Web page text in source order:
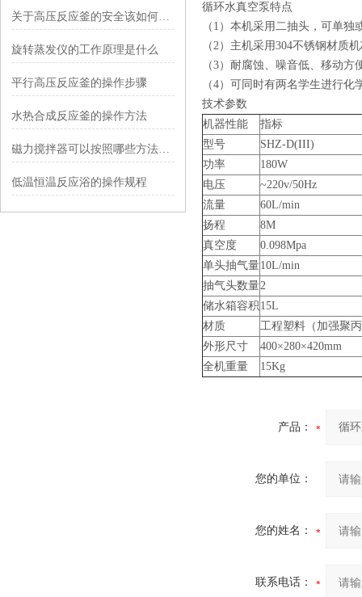
关于高压反应釜的安全该如何设置呢？
旋转蒸发仪的工作原理是什么
平行高压反应釜的操作步骤
水热合成反应釜的操作方法
磁力搅拌器可以按照哪些方法进行挑选
低温恒温反应浴的操作规程
循环水真空泵特点
（1）本机采用二抽头，可单
（2）主机采用304不锈钢材质
（3）耐腐蚀、噪音低、移动
（4）可同时有两名学生进行
技术参数
机器性能
指标
型号
SHZ-D(III)
功率
180W
电压
~220v/50Hz
流量
60L/min
扬程
8M
真空度
0.098Mpa
单头抽气量10L/min
抽气头数量2
储水箱容积 15L
材质
工程塑料（加强聚
外形尺寸
400×280×420mm
全机重量
15Kg
产品：
您的单位：
您的姓名：
联系电话：